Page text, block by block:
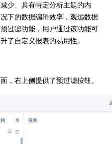
少、具有特定分析主题的内
下的数据编辑效率，观远数据
过滤功能，用户通过该功能可
了自定义报表的易用性。
，右上侧提供了预过滤按钮。